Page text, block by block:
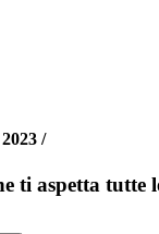
/
ti aspetta tutte